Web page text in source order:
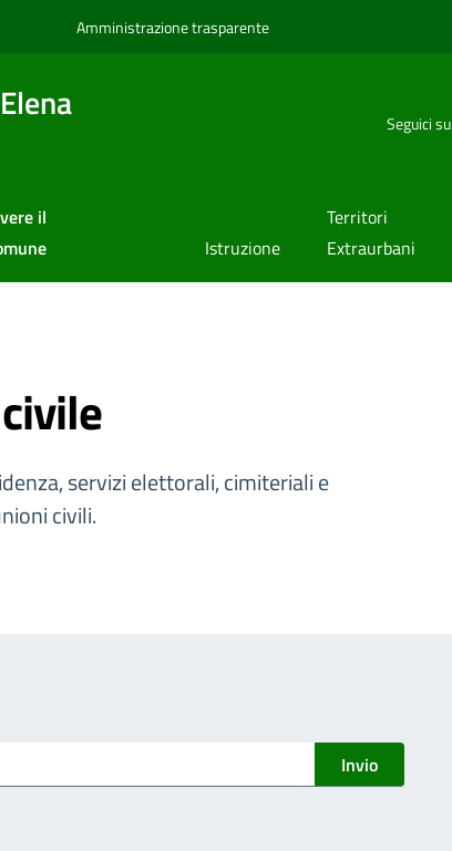
Amministrazione trasparente
Seguici su
il
Istruzione
Territori
Extraurbani
servizi elettorali, cimiteriali e
civili.
Invio